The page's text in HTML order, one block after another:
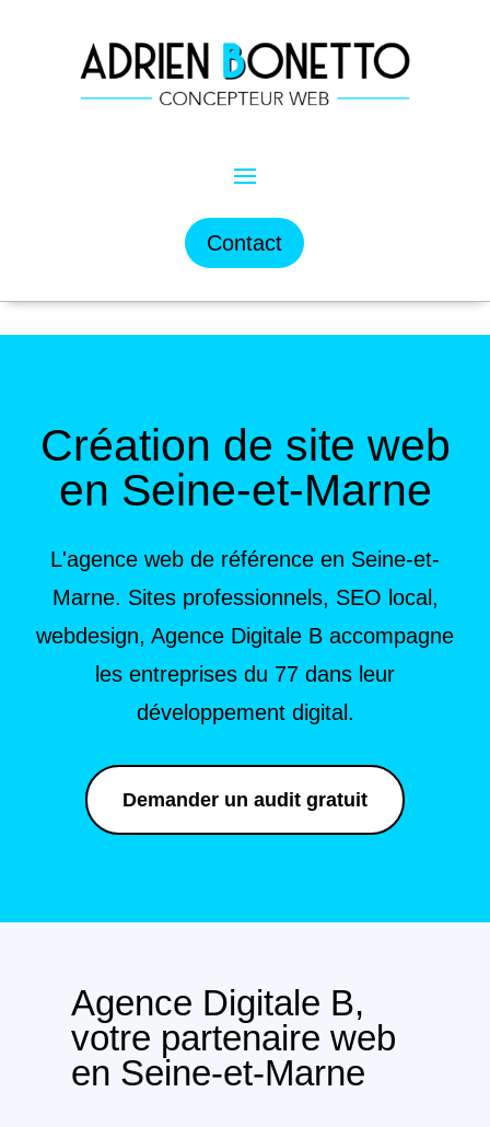
Contact
Création de site web
en Seine-et-Marne
L'agence web de référence en Seine-et-
Marne. Sites professionnels, SEO local,
webdesign, Agence Digitale B accompagne
les entreprises du 77 dans leur
développement digital.
Demander un audit gratuit
Agence Digitale B,
votre partenaire web
en Seine-et-Marne